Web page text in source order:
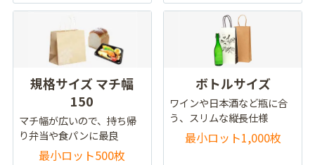
規格サイズ マチ幅
150
マチ幅が広いので、持ち帰
り弁当や食パンに最良
最小ロット500枚
ボトルサイズ
ワインや日本酒など瓶に合
う、スリムな縦長仕様
最小ロット1,000枚